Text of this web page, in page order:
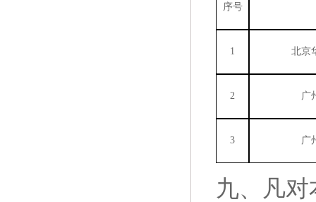
序号
1 北京
2 广
3 广
九、凡